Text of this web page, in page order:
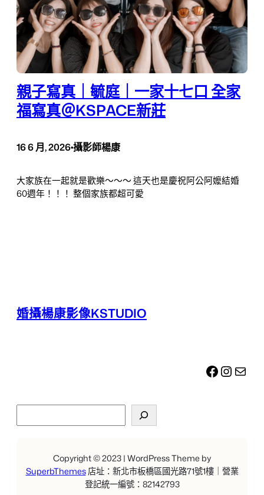
親子寫真｜毓庭｜一家十七口 全家
福寫真＠KSPACE新莊
16 6 月, 2026•攝影師楊康
大家族在一起就是歡樂～～～ 這天也是慶祝阿公阿嬤結婚
60週年！！！ 整個家族都超可愛
婚攝楊康影像KSTUDIO
Facebook Instagram電子郵件
尋
Copyright © 2023 | WordPress Theme by
SuperbThemes店址：新北市板橋區國光路71號1樓｜營業
登記統一編號：82142793